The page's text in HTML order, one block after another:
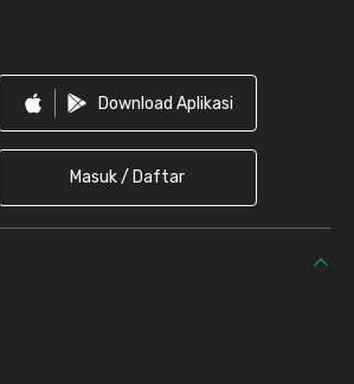
Download Aplikasi
Masuk / Daftar